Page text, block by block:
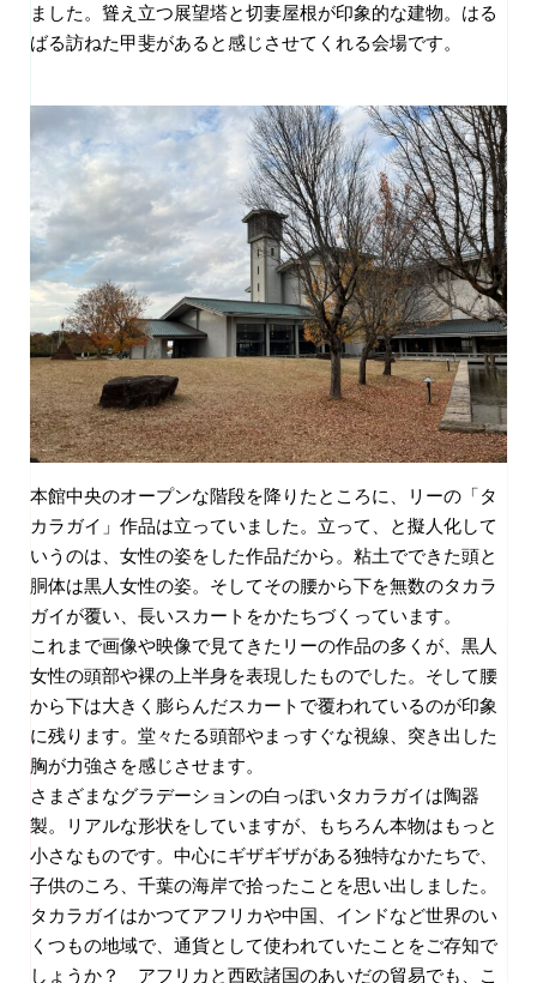
ました。聳え立つ展望塔と切妻屋根が印象的な建物。はる
ばる訪ねた甲斐があると感じさせてくれる会場です。
本館中央のオープンな階段を降りたところに、リーの「タ
カラガイ」作品は立っていました。立って、と擬人化して
いうのは、女性の姿をした作品だから。粘土でできた頭と
胴体は黒人女性の姿。そしてその腰から下を無数のタカラ
ガイが覆い、長いスカートをかたちづくっています。
これまで画像や映像で見てきたリーの作品の多くが、黒人
女性の頭部や裸の上半身を表現したものでした。そして腰
から下は大きく膨らんだスカートで覆われているのが印象
に残ります。堂々たる頭部やまっすぐな視線、突き出した
胸が力強さを感じさせます。
さまざまなグラデーションの白っぽいタカラガイは陶器
製。リアルな形状をしていますが、もちろん本物はもっと
小さなものです。中心にギザギザがある独特なかたちで、
子供のころ、千葉の海岸で拾ったことを思い出しました。
タカラガイはかつてアフリカや中国、インドなど世界のい
くつもの地域で、通貨として使われていたことをご存知で
しょうか？ アフリカと西欧諸国のあいだの貿易でも、こ